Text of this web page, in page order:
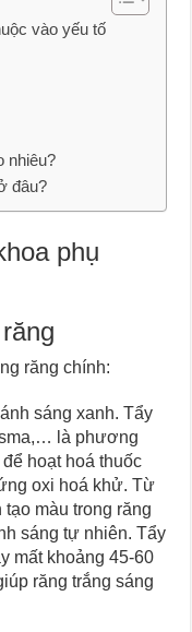
vào yếu tố
nhiêu?
đâu?
phụ
răng chính:
sáng xanh. Tẩy
là phương
hoạt hoá thuốc
oxi hoá khử. Từ
màu trong răng
sáng tự nhiên. Tẩy
mất khoảng 45-60
răng trắng sáng